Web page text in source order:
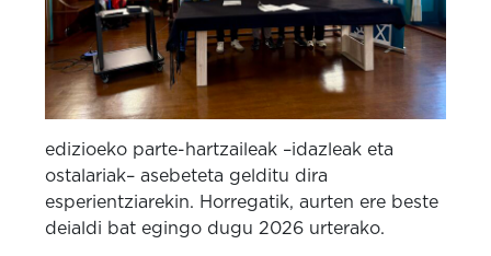
edizioeko parte-hartzaileak –idazleak eta
ostalariak– asebeteta gelditu dira
esperientziarekin. Horregatik, aurten ere beste
deialdi bat egingo dugu 2026 urterako.